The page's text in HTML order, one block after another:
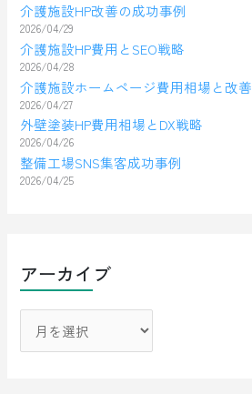
介護施設HP改善の成功事例
2026/04/29
介護施設HP費用とSEO戦略
2026/04/28
介護施設ホームページ費用相場と改善
2026/04/27
外壁塗装HP費用相場とDX戦略
2026/04/26
整備工場SNS集客成功事例
2026/04/25
アーカイブ